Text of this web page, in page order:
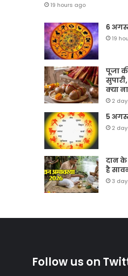
19 hours ago
6
19
पूजा
क्या
2
5
2
दान के
है
3
Follow us on